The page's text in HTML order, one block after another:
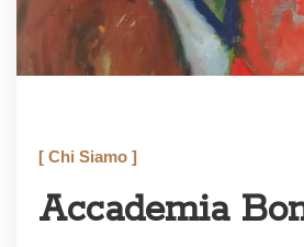
[ Chi Siamo ]
Accademia